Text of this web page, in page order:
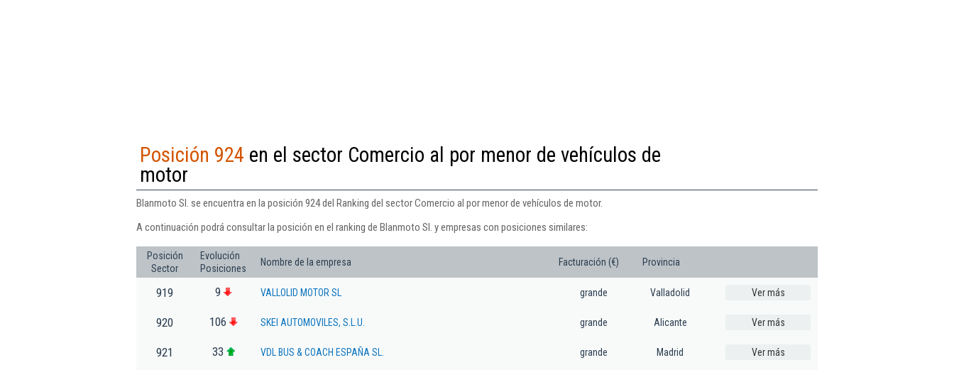
Posición 924 en el sector Comercio al por menor de vehículos de
motor
Blanmoto Sl. se encuentra en la posición 924 del Ranking del sector Comercio al por menor de vehículos de motor.
A continuación podrá consultar la posición en el ranking de Blanmoto Sl. y empresas con posiciones similares:
Posición
Sector
Evolución
Posiciones
Nombre de la empresa Facturación (€) Provincia
919 9 VALLOLID MOTOR SL grande Valladolid Ver más
920 106 SKEI AUTOMOVILES, S.L.U. grande Alicante Ver más
921 33 VDL BUS & COACH ESPAÑA SL. grande Madrid Ver más